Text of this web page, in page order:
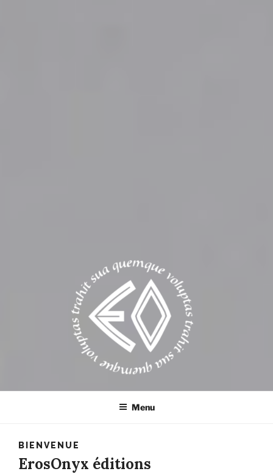
EROSONYX
Menu
BIENVENUE
ErosOnyx éditions